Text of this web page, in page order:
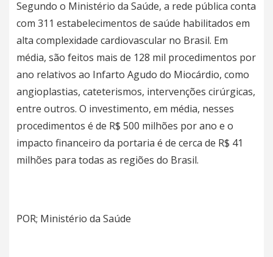
Segundo o Ministério da Saúde, a rede pública conta
com 311 estabelecimentos de saúde habilitados em
alta complexidade cardiovascular no Brasil. Em
média, são feitos mais de 128 mil procedimentos por
ano relativos ao Infarto Agudo do Miocárdio, como
angioplastias, cateterismos, intervenções cirúrgicas,
entre outros. O investimento, em média, nesses
procedimentos é de R$ 500 milhões por ano e o
impacto financeiro da portaria é de cerca de R$ 41
milhões para todas as regiões do Brasil.
POR; Ministério da Saúde